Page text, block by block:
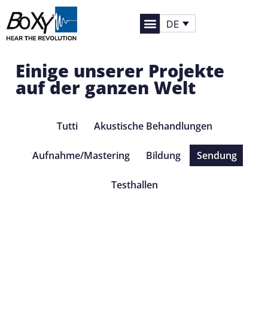
DE
Einige unserer Projekte
auf der ganzen Welt
Tutti Akustische Behandlungen
Aufnahme/Mastering Bildung Sendung
Testhallen